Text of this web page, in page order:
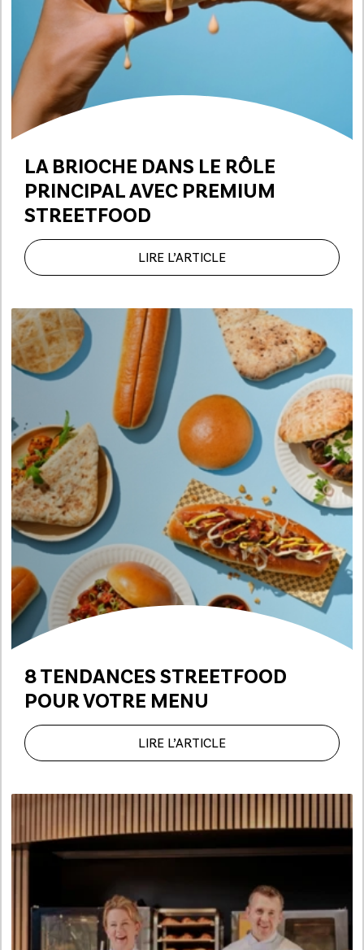
LA BRIOCHE DANS LE RÔLE
PRINCIPAL AVEC PREMIUM
STREETFOOD
LIRE L’ARTICLE
8 TENDANCES STREETFOOD
POUR VOTRE MENU
LIRE L’ARTICLE